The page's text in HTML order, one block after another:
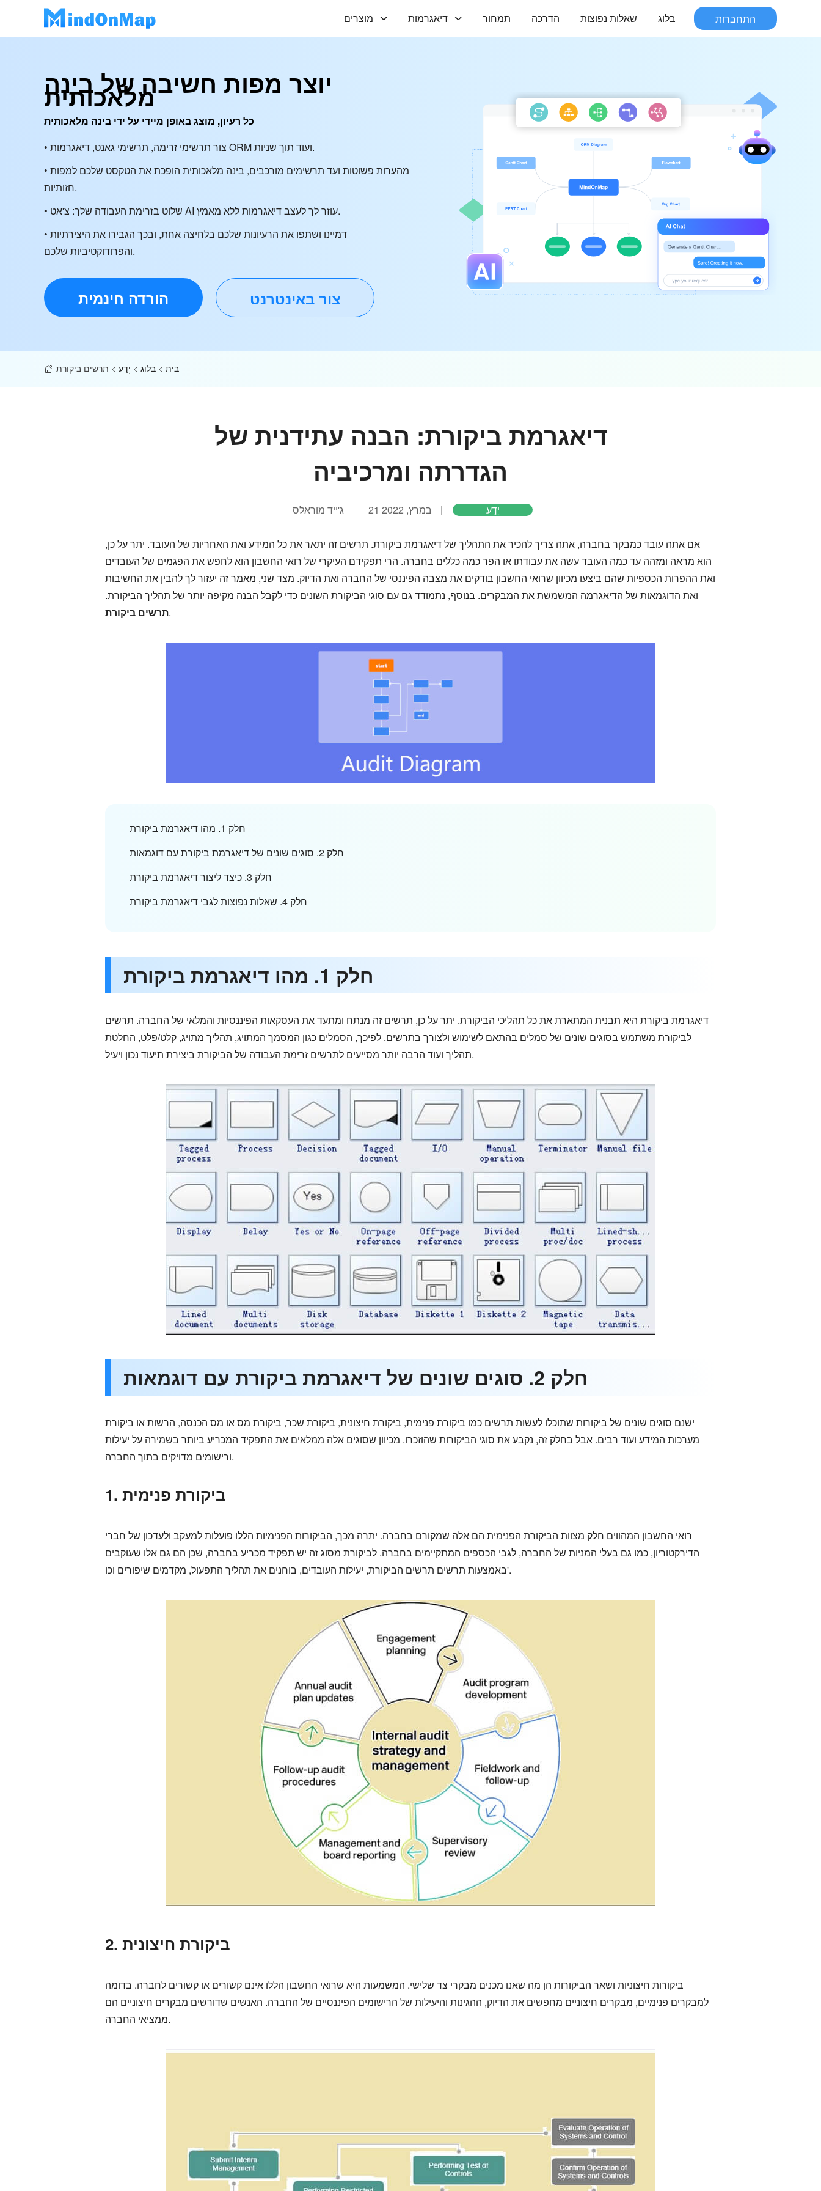
מוצרים דיאגרמות תמחור הדרכה שאלות נפוצות בלוג התחברות
יוצר מפות חשיבה של בינה
מלאכותית
כל רעיון, מוצג באופן מיידי על ידי בינה מלאכותית
• צור תרשימי זרימה, תרשימי גאנט, דיאגרמות ORM ועוד תוך שניות.
• מהערות פשוטות ועד תרשימים מורכבים, בינה מלאכותית הופכת את הטקסט שלכם למפות
חזותיות.
• שלוט בזרימת העבודה שלך: צ'אט AI עוזר לך לעצב דיאגרמות ללא מאמץ.
• דמיינו ושתפו את הרעיונות שלכם בלחיצה אחת, ובכך הגבירו את היצירתיות
והפרודוקטיביות שלכם.
הורדה חינמית צור באינטרנט
בית > בלוג > יֶדַע > תרשים ביקורת
דיאגרמת ביקורת: הבנה עתידנית של
הגדרתה ומרכיביה
ג'ייד מוראלס 21 במרץ, 2022 יֶדַע
אם אתה עובד כמבקר בחברה, אתה צריך להכיר את התהליך של דיאגרמת ביקורת. תרשים זה יתאר את כל המידע ואת האחריות של העובד. יתר על כן,
הוא מראה ומזהה עד כמה העובד עשה את עבודתו או הפר כמה כללים בחברה. הרי תפקידם העיקרי של רואי החשבון הוא לחפש את הפגמים של העובדים
ואת ההפרות הכספיות שהם ביצעו מכיוון שרואי החשבון בודקים את מצבה הפיננסי של החברה ואת הדיוק. מצד שני, מאמר זה יעזור לך להבין את החשיבות
ואת הדוגמאות של הדיאגרמה המשמשת את המבקרים. בנוסף, נתמודד גם עם סוגי הביקורת השונים כדי לקבל הבנה מקיפה יותר של תהליך הביקורת.
תרשים ביקורת.
חלק 1. מהו דיאגרמת ביקורת
חלק 2. סוגים שונים של דיאגרמת ביקורת עם דוגמאות
חלק 3. כיצד ליצור דיאגרמת ביקורת
חלק 4. שאלות נפוצות לגבי דיאגרמת ביקורת
חלק 1. מהו דיאגרמת ביקורת
דיאגרמת ביקורת היא תבנית המתארת את כל תהליכי הביקורת. יתר על כן, תרשים זה מנתח ומתעד את העסקאות הפיננסיות והמלאי של החברה. תרשים
לביקורת משתמש בסוגים שונים של סמלים בהתאם לשימוש ולצורך בתרשים. לפיכך, הסמלים כגון המסמך המתויג, תהליך מתויג, קלט/פלט, החלטת
תהליך ועוד הרבה יותר מסייעים לתרשים זרימת העבודה של הביקורת ביצירת תיעוד נכון ויעיל.
חלק 2. סוגים שונים של דיאגרמת ביקורת עם דוגמאות
ישנם סוגים שונים של ביקורות שתוכלו לעשות תרשים כמו ביקורת פנימית, ביקורת חיצונית, ביקורת שכר, ביקורת מס או מס הכנסה, הרשות או ביקורת
מערכות המידע ועוד רבים. אבל בחלק זה, נקבע את סוגי הביקורות שהוזכרו. מכיוון שסוגים אלה ממלאים את התפקיד המכריע ביותר בשמירה על יעילות
ורישומים מדויקים בתוך החברה.
1. ביקורת פנימית
רואי החשבון המהווים חלק מצוות הביקורת הפנימית הם אלה שמקורם בחברה. יתרה מכך, הביקורות הפנימיות הללו פועלות למעקב ולעדכון של חברי
הדירקטוריון, כמו גם בעלי המניות של החברה, לגבי הכספים המתקיימים בחברה. לביקורת מסוג זה יש תפקיד מכריע בחברה, שכן הם גם אלו שעוקבים
באמצעות תרשים תרשים הביקורת, יעילות העובדים, בוחנים את תהליך התפעול, מקדמים שיפורים וכו'.
2. ביקורת חיצונית
ביקורות חיצוניות ושאר הביקורות הן מה שאנו מכנים מבקרי צד שלישי. המשמעות היא שרואי החשבון הללו אינם קשורים או קשורים לחברה. בדומה
למבקרים פנימיים, מבקרים חיצוניים מחפשים את הדיוק, ההגינות והיעילות של הרישומים הפיננסיים של החברה. האנשים שדורשים מבקרים חיצוניים הם
ממציאי החברה.